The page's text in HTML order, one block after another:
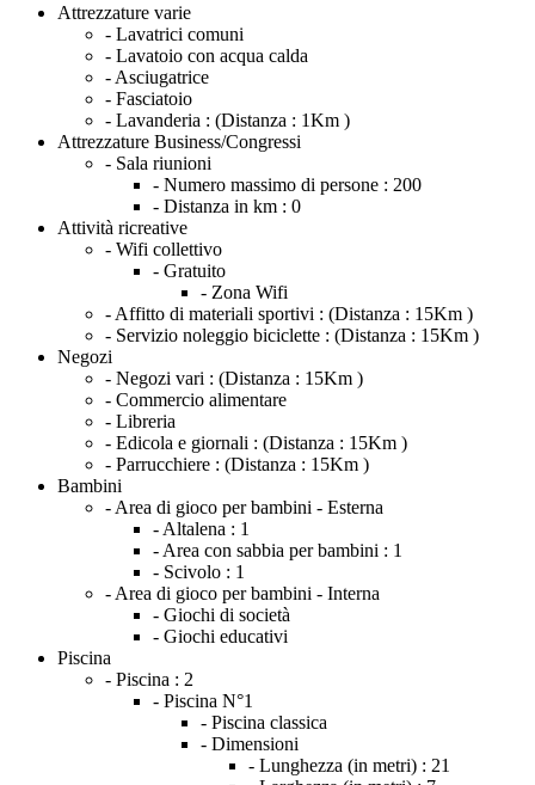
Attrezzature varie
- Lavatrici comuni
- Lavatoio con acqua calda
- Asciugatrice
- Fasciatoio
- Lavanderia : (Distanza : 1Km )
Attrezzature Business/Congressi
- Sala riunioni
- Numero massimo di persone : 200
- Distanza in km : 0
Attività ricreative
- Wifi collettivo
- Gratuito
- Zona Wifi
- Affitto di materiali sportivi : (Distanza : 15Km )
- Servizio noleggio biciclette : (Distanza : 15Km )
Negozi
- Negozi vari : (Distanza : 15Km )
- Commercio alimentare
- Libreria
- Edicola e giornali : (Distanza : 15Km )
- Parrucchiere : (Distanza : 15Km )
Bambini
- Area di gioco per bambini - Esterna
- Altalena : 1
- Area con sabbia per bambini : 1
- Scivolo : 1
- Area di gioco per bambini - Interna
- Giochi di società
- Giochi educativi
Piscina
- Piscina : 2
- Piscina N°1
- Piscina classica
- Dimensioni
- Lunghezza (in metri) : 21